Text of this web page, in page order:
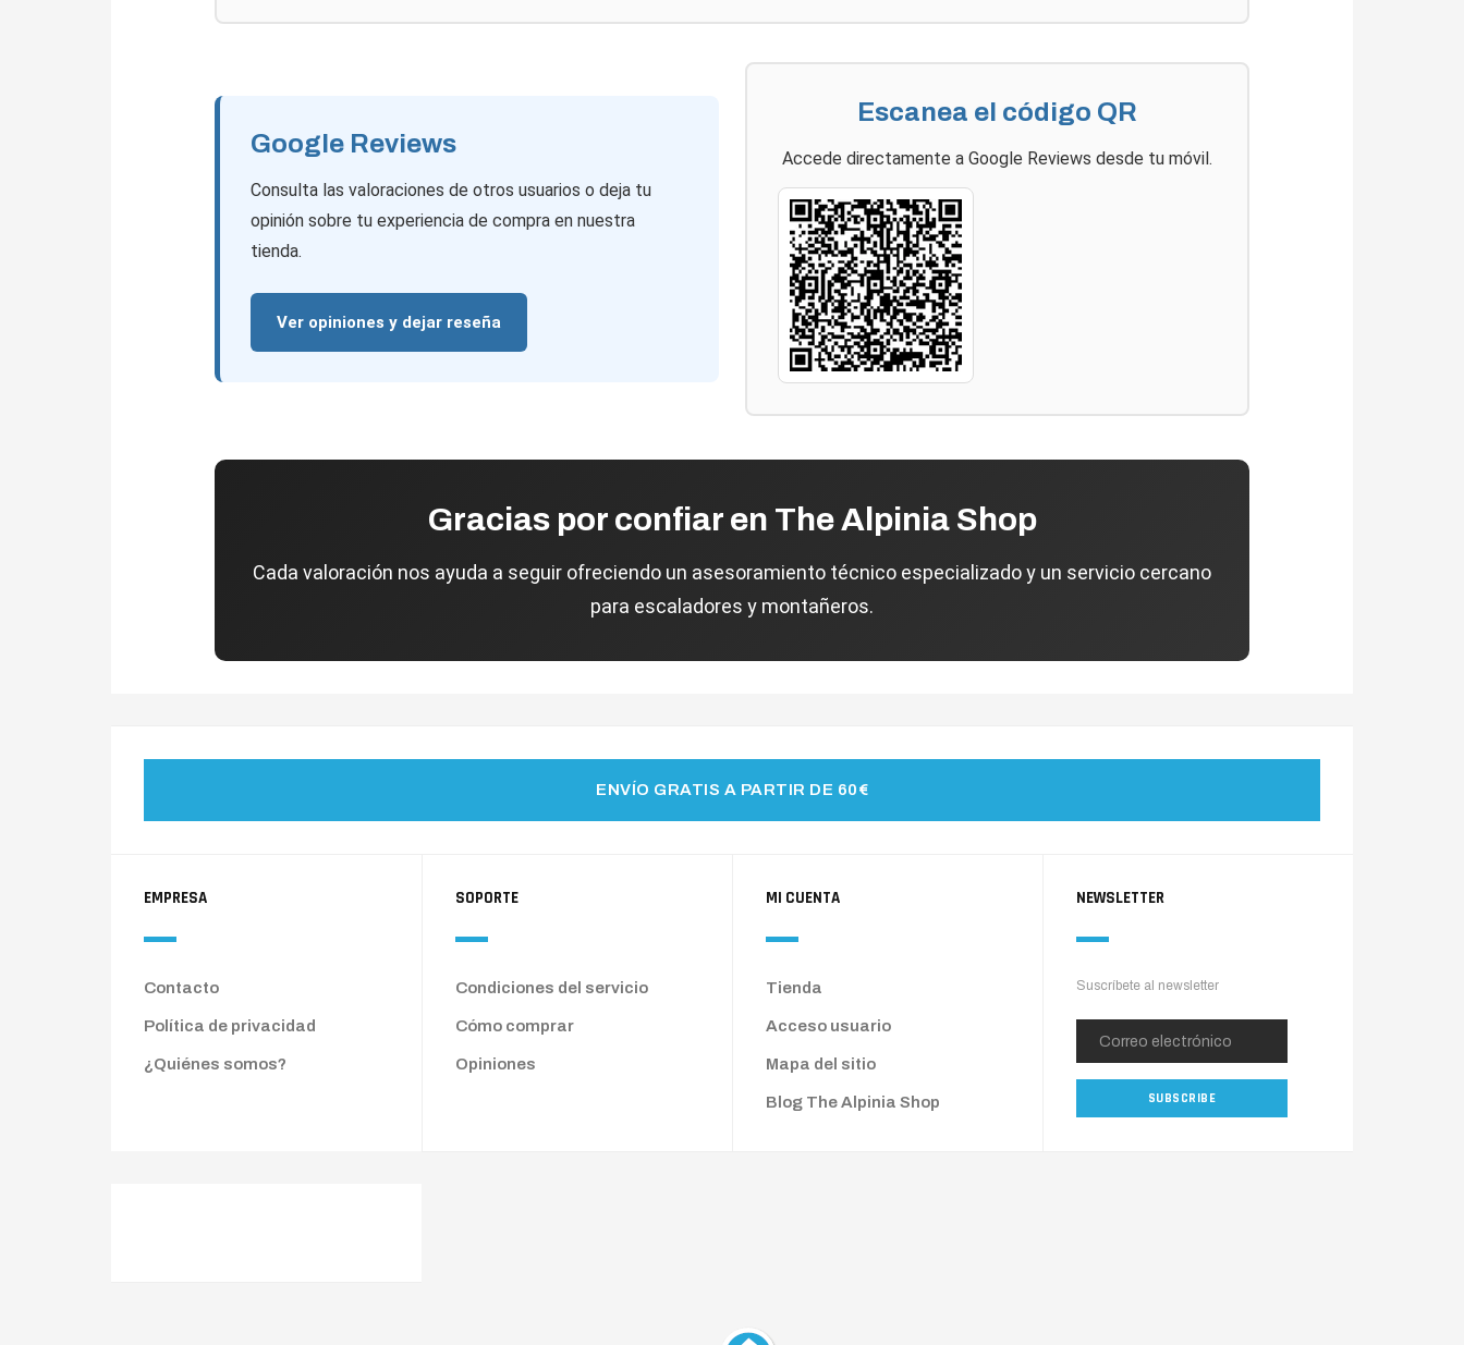
Google Reviews
Consulta las valoraciones de otros usuarios o deja tu
opinión sobre tu experiencia de compra en nuestra
tienda.
Ver opiniones y dejar reseña
Escanea el código QR
Accede directamente a Google Reviews desde tu móvil.
Gracias por confiar en The Alpinia Shop
Cada valoración nos ayuda a seguir ofreciendo un asesoramiento técnico especializado y un servicio cercano
para escaladores y montañeros.
ENVÍO GRATIS A PARTIR DE 60€
EMPRESA
Contacto
Política de privacidad
¿Quiénes somos?
SOPORTE
Condiciones del servicio
Cómo comprar
Opiniones
MI CUENTA
Tienda
Acceso usuario
Mapa del sitio
Blog The Alpinia Shop
NEWSLETTER
Suscríbete al newsletter